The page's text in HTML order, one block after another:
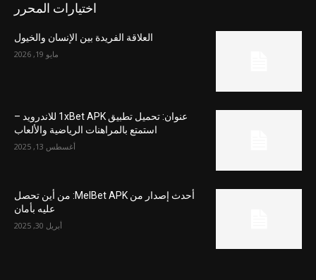
اختيارات المحرر
العلاقة الفريدة بين الإنسان والخيول
مايو 19, 2026
عنوان: تحميل تطبيق 1xBet APK للاندرويد –
استمتع بالمراهنات الرياضية والألعاب
أغسطس 13, 2025
أحدث إصدار من MelBet APK: من أين تحصل
عليه بأمان
أبريل 30, 2025